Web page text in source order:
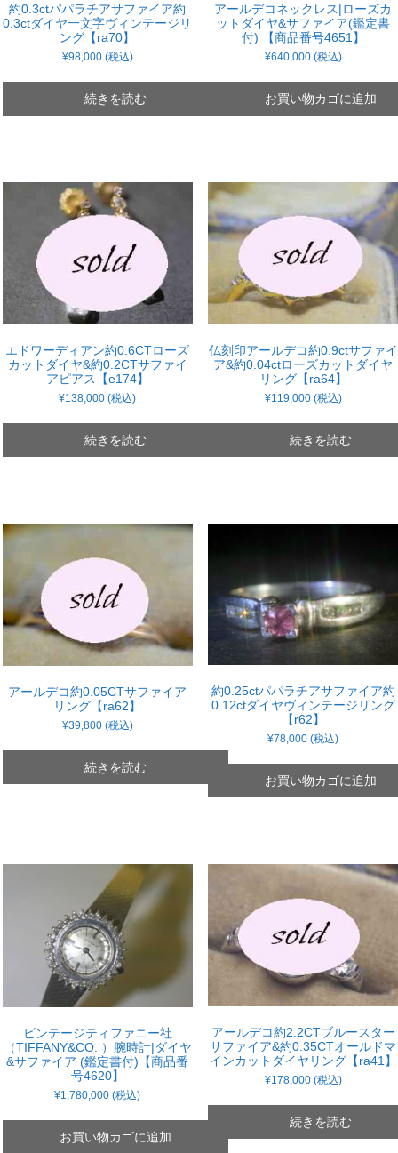
約0.3ctパパラチアサファイア約
0.3ctダイヤ一文字ヴィンテージリ
ング【ra70】
¥98,000 (税込)
続きを読む
アールデコネックレス|ローズカ
ットダイヤ&サファイア(鑑定書
付) 【商品番号4651】
¥640,000 (税込)
お買い物カゴに追加
エドワーディアン約0.6CTローズ
カットダイヤ&約0.2CTサファイ
アピアス【e174】
¥138,000 (税込)
続きを読む
仏刻印アールデコ約0.9ctサファイ
ア&約0.04ctローズカットダイヤ
リング【ra64】
¥119,000 (税込)
続きを読む
アールデコ約0.05CTサファイア
リング【ra62】
¥39,800 (税込)
続きを読む
約0.25ctパパラチアサファイア約
0.12ctダイヤヴィンテージリング
【r62】
¥78,000 (税込)
お買い物カゴに追加
ビンテージティファニー社
（TIFFANY&CO. ）腕時計|ダイヤ
&サファイア (鑑定書付)【商品番
号4620】
¥1,780,000 (税込)
お買い物カゴに追加
アールデコ約2.2CTブルースター
サファイア&約0.35CTオールドマ
インカットダイヤリング【ra41】
¥178,000 (税込)
続きを読む